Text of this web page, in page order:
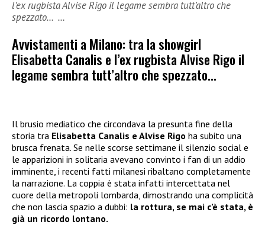
l’ex rugbista Alvise Rigo il legame sembra tutt’altro che
spezzato… …
Avvistamenti a Milano: tra la showgirl
Elisabetta Canalis e l’ex rugbista Alvise Rigo il
legame sembra tutt’altro che spezzato…
Il brusio mediatico che circondava la presunta fine della
storia tra Elisabetta Canalis e Alvise Rigo ha subito una
brusca frenata. Se nelle scorse settimane il silenzio social e
le apparizioni in solitaria avevano convinto i fan di un addio
imminente, i recenti fatti milanesi ribaltano completamente
la narrazione. La coppia è stata infatti intercettata nel
cuore della metropoli lombarda, dimostrando una complicità
che non lascia spazio a dubbi: la rottura, se mai c’è stata, è
già un ricordo lontano.